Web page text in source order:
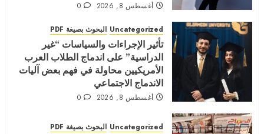
أغسطس 8, 2026 0
Uncategorized البحوث بصيغة PDF
تأثير الإجراءات والسياسات “غير
الدراسية” على اندماج الطلاب العرب
الأمريكيين محاولة في فهم بعض آليات
الاندماج الاجتماعي
أغسطس 8, 2026 0
Uncategorized البحوث بصيغة PDF